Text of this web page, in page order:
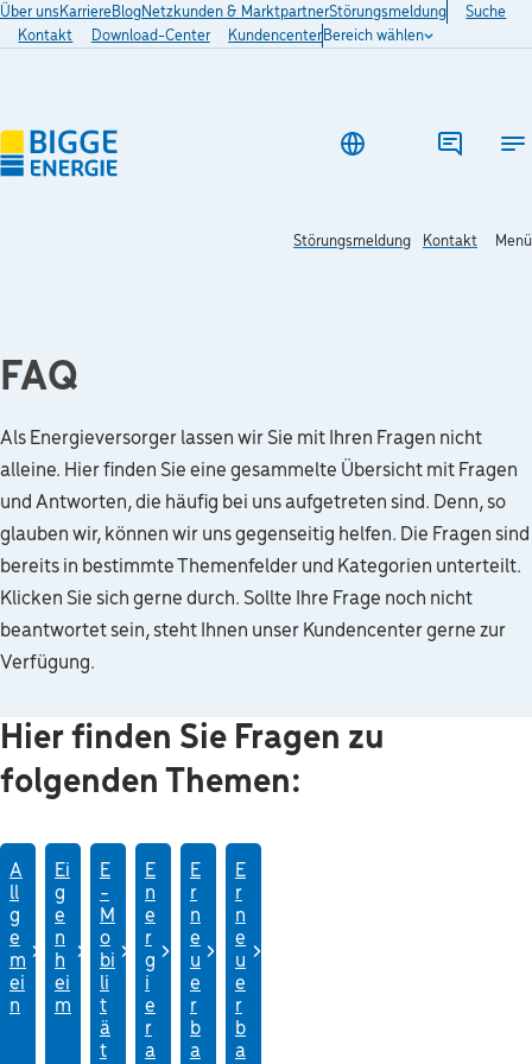
Über uns KarriereBlogNetzkunden & MarktpartnerStörungsmeldung
Suche
Kontakt
Download-Center Kundencenter Bereich wählen
Störungsmeldung Kontakt Menü
FAQ
Als Energieversorger lassen wir Sie mit Ihren Fragen nicht
alleine. Hier finden Sie eine gesammelte Übersicht mit Fragen
und Antworten, die häufig bei uns aufgetreten sind. Denn, so
glauben wir, können wir uns gegenseitig helfen. Die Fragen sind
bereits in bestimmte Themenfelder und Kategorien unterteilt.
Klicken Sie sich gerne durch. Sollte Ihre Frage noch nicht
beantwortet sein, steht Ihnen unser Kundencenter gerne zur
Verfügung.
Hier finden Sie Fragen zu
folgenden Themen:
A
ll
g
e
m
ei
n
Ei
g
e
n
h
ei
m
E
-
M
o
bi
li
t
ä
t
E
n
e
r
g
i
e
r
a
E
r
n
e
u
e
r
b
a
E
r
n
e
u
e
r
b
a